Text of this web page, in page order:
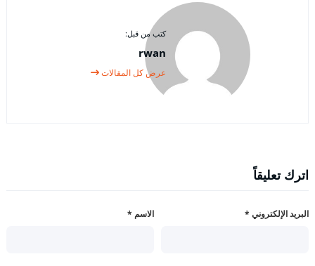
كتب من قبل:
rwan
عرض كل المقالات
اترك تعليقاً
الاسم * البريد الإلكتروني *